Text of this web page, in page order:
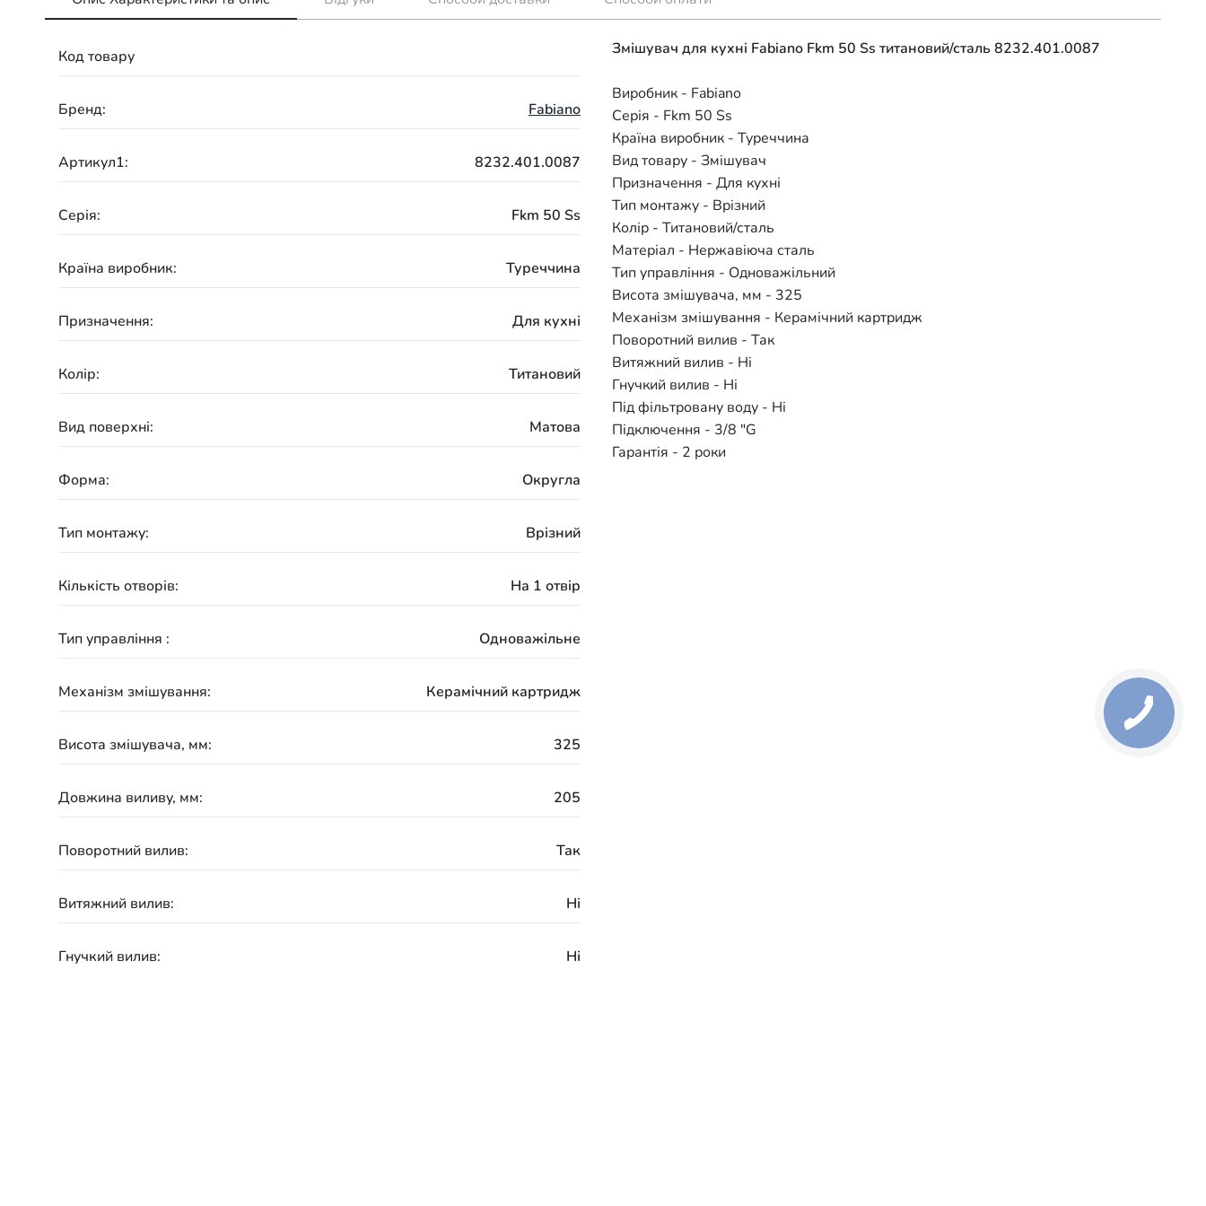
Код товару
Бренд: Fabiano
Артикул1: 8232.401.0087
Серія: Fkm 50 Ss
Країна виробник: Туреччина
Призначення: Для кухні
Колір: Титановий
Вид поверхні: Матова
Форма: Округла
Тип монтажу: Врізний
Кількість отворів: На 1 отвір
Тип управління : Одноважільне
Механізм змішування: Керамічний картридж
Висота змішувача, мм: 325
Довжина виливу, мм: 205
Поворотний вилив: Так
Витяжний вилив: Ні
Гнучкий вилив: Ні
Змішувач для кухні Fabiano Fkm 50 Ss титановий/сталь 8232.401.0087
Виробник - Fabiano
Серія - Fkm 50 Ss
Країна виробник - Туреччина
Вид товару - Змішувач
Призначення - Для кухні
Тип монтажу - Врізний
Колір - Титановий/сталь
Матеріал - Нержавіюча сталь
Тип управління - Одноважільний
Висота змішувача, мм - 325
Механізм змішування - Керамічний картридж
Поворотний вилив - Так
Витяжний вилив - Ні
Гнучкий вилив - Ні
Під фільтровану воду - Ні
Підключення - 3/8 "G
Гарантія - 2 роки